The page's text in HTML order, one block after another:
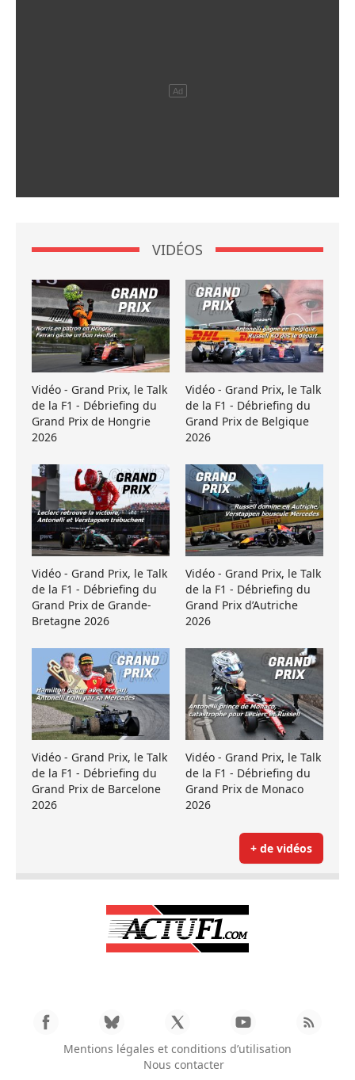
VIDÉOS
Vidéo - Grand Prix, le Talk
de la F1 - Débriefing du
Grand Prix de Hongrie
2026
Vidéo - Grand Prix, le Talk
de la F1 - Débriefing du
Grand Prix de Belgique
2026
Vidéo - Grand Prix, le Talk
de la F1 - Débriefing du
Grand Prix de Grande-
Bretagne 2026
Vidéo - Grand Prix, le Talk
de la F1 - Débriefing du
Grand Prix d’Autriche
2026
Vidéo - Grand Prix, le Talk
de la F1 - Débriefing du
Grand Prix de Barcelone
2026
Vidéo - Grand Prix, le Talk
de la F1 - Débriefing du
Grand Prix de Monaco
2026
+ de vidéos
Mentions légales et conditions d’utilisation
Nous contacter